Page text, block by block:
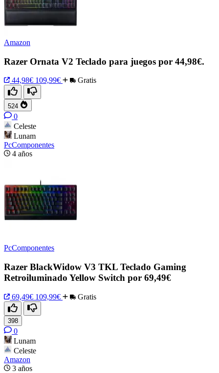
Amazon
Razer Ornata V2 Teclado para juegos por 44,98€.
44,98€ 109,99€ Gratis
524
0
Celeste
Lunam
PcComponentes
4 años
PcComponentes
Razer BlackWidow V3 TKL Teclado Gaming
Retroiluminado Yellow Switch por 69,49€
69,49€ 109,99€ Gratis
398
0
Lunam
Celeste
Amazon
3 años